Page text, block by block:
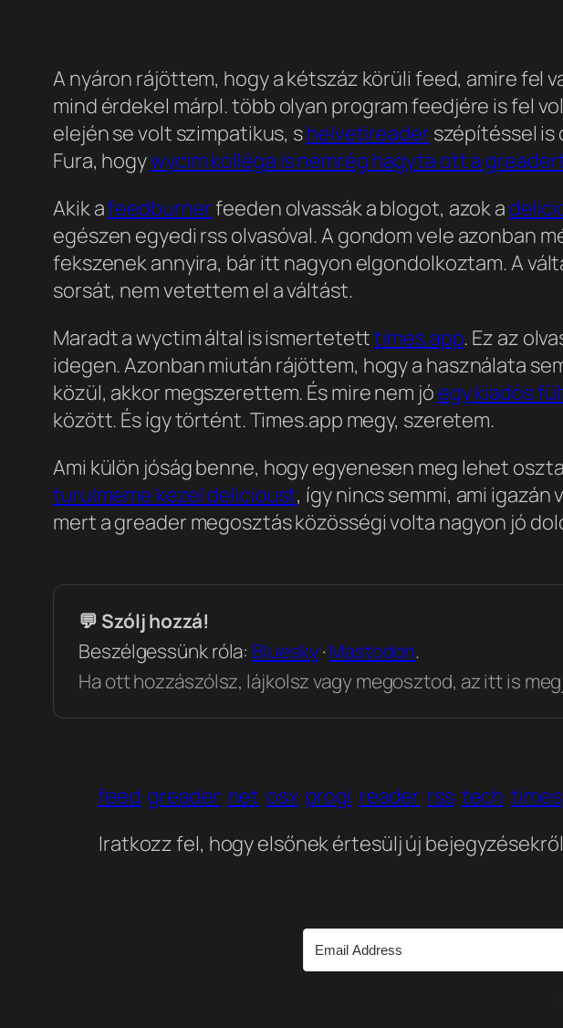
A nyáron rájöttem, hogy a kétszáz körüli feed, amire fel
mind érdekel márpl. több olyan program feedjére is fel
elején se volt szimpatikus, shelvetireader szépítéssel is
Fura, hogywycim kolléga is nemrég hagyta ott a
Akik afeedburnerfeeden olvassák a blogot, azok a
egészen egyedi rss olvasóval. A gondom vele azonban
fekszenek annyira, bár itt nagyon elgondolkoztam. A
sorsát, nem vetettem el a váltást.
Maradt a wyctim által is ismertetetttimes.app. Ez az
idegen. Azonban miután rájöttem, hogy a használata
közül, akkor megszerettem. És mire nem jó egy kiadós
között. És így történt. Times.app megy, szeretem.
Ami külön jóság benne, hogy egyenesen meg lehet
turulmeme kezel delicioust, így nincs semmi, ami
mert a greader megosztás közösségi volta nagyon jó
💬 Szólj hozzá!
Beszélgessünk róla: Bluesky·Mastodon.
Ha ott hozzászólsz, lájkolsz vagy megosztod, az itt is
feed greader net osx progi reader rss tech times
Iratkozz fel, hogy elsőnek értesülj új